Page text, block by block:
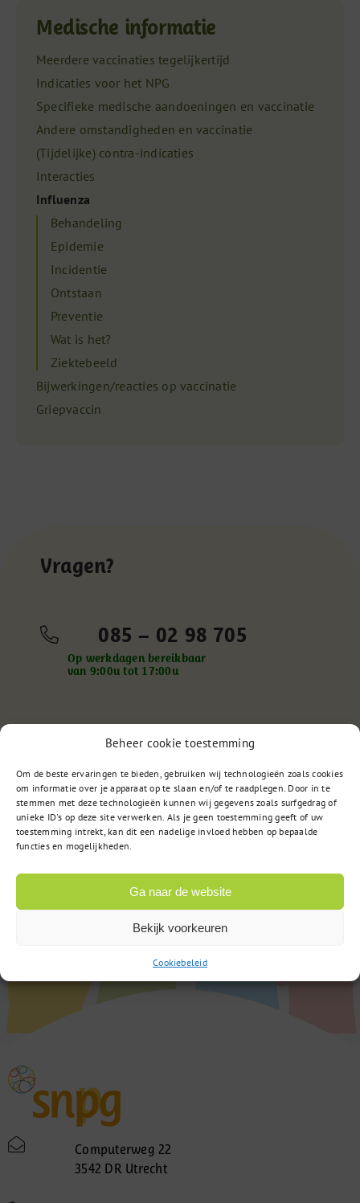
Beheer cookie toestemming
Om de beste ervaringen te bieden, gebruiken wij technologieën zoals cookies
om informatie over je apparaat op te slaan en/of te raadplegen. Door in te
stemmen met deze technologieën kunnen wij gegevens zoals surfgedrag of
unieke ID's op deze site verwerken. Als je geen toestemming geeft of uw
toestemming intrekt, kan dit een nadelige invloed hebben op bepaalde
functies en mogelijkheden.
Ga naar de website
Bekijk voorkeuren
Cookiebeleid
Medische informatie
Meerdere vaccinaties tegelijkertijd
Indicaties voor het NPG
Specifieke medische aandoeningen en vaccinatie
Andere omstandigheden en vaccinatie
(Tijdelijke) contra-indicaties
Interacties
Influenza
Behandeling
Epidemie
Incidentie
Ontstaan
Preventie
Wat is het?
Ziektebeeld
Bijwerkingen/reacties op vaccinatie
Griepvaccin
Vragen?
085 – 02 98 705
Op werkdagen bereikbaar
van 9:00u tot 17:00u
Stuur een bericht
Computerweg 22
3542 DR Utrecht